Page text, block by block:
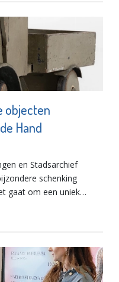
objecten
Hand
en Stadsarchief
schenking
gaat om een uniek